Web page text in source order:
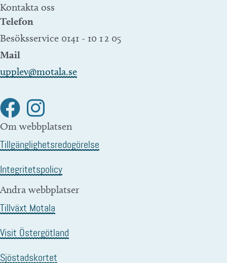
Kontakta oss
Telefon
Besöksservice 0141 - 10 1 2 05
Mail
upplev@motala.se
Om webbplatsen
Tillgänglighetsredogörelse
Integritetspolicy
Andra webbplatser
Tillväxt Motala
Visit Östergötland
Sjöstadskortet